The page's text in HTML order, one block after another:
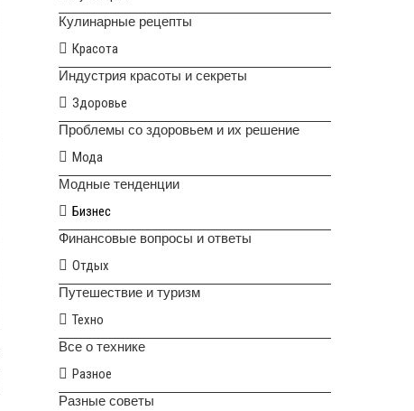
Кулинарные рецепты
Красота
Индустрия красоты и секреты
Здоровье
Проблемы со здоровьем и их решение
Мода
Модные тенденции
Бизнес
Финансовые вопросы и ответы
Отдых
Путешествие и туризм
Техно
Все о технике
Разное
Разные советы